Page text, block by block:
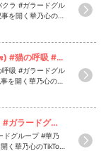
猫の呼吸壱ノ型ネコパンチ @莉音(𝑹𝒊𝒐𝒏) #猫の呼吸 #ガラードグループ #華乃心 #カノン #キャバクラ
リオンさん撮影の裏側🎥 @莉音(𝑹𝒊𝒐𝒏) #ガラードグループ #華乃心 #カノン #キャバクラ #撮影